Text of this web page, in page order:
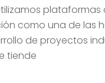
utilizamos
como una de las
de proyectos
tiende